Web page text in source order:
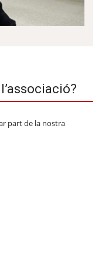
part de la nostra